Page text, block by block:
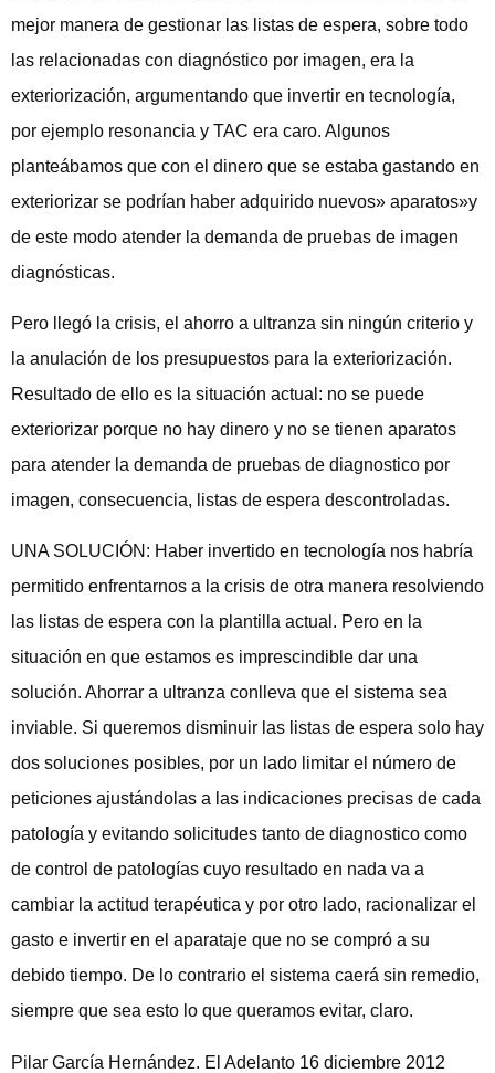
mejor manera de gestionar las listas de espera, sobre todo
las relacionadas con diagnóstico por imagen, era la
exteriorización, argumentando que invertir en tecnología,
por ejemplo resonancia y TAC era caro. Algunos
planteábamos que con el dinero que se estaba gastando en
exteriorizar se podrían haber adquirido nuevos» aparatos»y
de este modo atender la demanda de pruebas de imagen
diagnósticas.
Pero llegó la crisis, el ahorro a ultranza sin ningún criterio y
la anulación de los presupuestos para la exteriorización.
Resultado de ello es la situación actual: no se puede
exteriorizar porque no hay dinero y no se tienen aparatos
para atender la demanda de pruebas de diagnostico por
imagen, consecuencia, listas de espera descontroladas.
UNA SOLUCIÓN: Haber invertido en tecnología nos habría
permitido enfrentarnos a la crisis de otra manera resolviendo
las listas de espera con la plantilla actual. Pero en la
situación en que estamos es imprescindible dar una
solución. Ahorrar a ultranza conlleva que el sistema sea
inviable. Si queremos disminuir las listas de espera solo hay
dos soluciones posibles, por un lado limitar el número de
peticiones ajustándolas a las indicaciones precisas de cada
patología y evitando solicitudes tanto de diagnostico como
de control de patologías cuyo resultado en nada va a
cambiar la actitud terapéutica y por otro lado, racionalizar el
gasto e invertir en el aparataje que no se compró a su
debido tiempo. De lo contrario el sistema caerá sin remedio,
siempre que sea esto lo que queramos evitar, claro.
Pilar García Hernández. El Adelanto 16 diciembre 2012